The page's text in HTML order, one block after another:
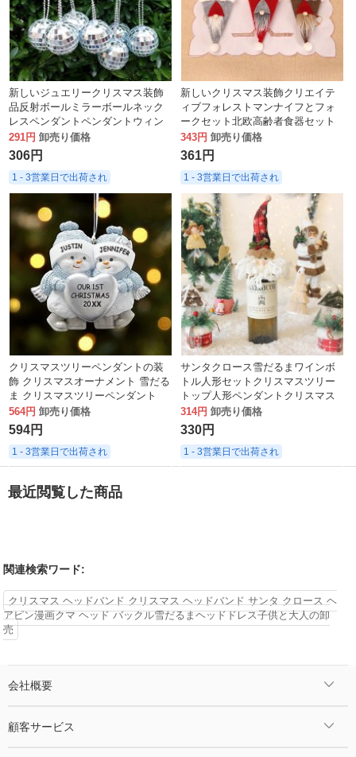
新しいジュエリークリスマス装飾
品反射ボールミラーボールネック
レスペンダントペンダントウィン
ドウ結婚式ステージ会場レイアウ
ト
291円 卸売り価格
306円
1 - 3営業日で出荷され
新しいクリスマス装飾クリエイテ
ィブフォレストマンナイフとフォ
ークセット北欧高齢者食器セット
装飾
343円 卸売り価格
361円
1 - 3営業日で出荷され
クリスマスツリーペンダントの装
飾 クリスマスオーナメント 雪だる
ま クリスマスツリーペンダント
564円 卸売り価格
594円
1 - 3営業日で出荷され
サンタクロース雪だるまワインボ
トル人形セットクリスマスツリー
トップ人形ペンダントクリスマス
日用品卸売
314円 卸売り価格
330円
1 - 3営業日で出荷され
最近閲覧した商品
関連検索ワード:
クリスマス ヘッドバンド クリスマス ヘッドバンド サンタ クロース ヘ
アピン漫画クマ ヘッド バックル雪だるまヘッドドレス子供と大人の卸
売
会社概要
顧客サービス